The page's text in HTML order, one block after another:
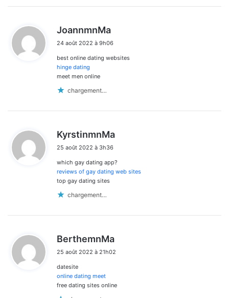
JoannmnMa
t
24 août 2022 à 9h06
best online dating websites
hinge dating
meet men online
chargement…
KyrstinmnMa
:
25 août 2022 à 3h36
which gay dating app?
reviews of gay dating web sites
top gay dating sites
chargement…
BerthemnMa
t
25 août 2022 à 21h02
datesite
online dating meet
free dating sites online